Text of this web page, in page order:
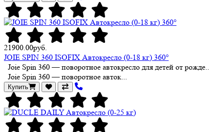
21900.00руб.
JOIE SPIN 360 ISOFIX Автокресло (0-18 кг) 360°
Joie Spin 360 — поворотное автокресло для детей от рожде..
Joie Spin 360 — поворотное авток...
Купить